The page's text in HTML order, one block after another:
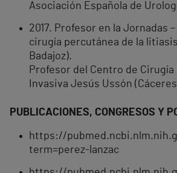
Asociación Española de
2017. Profesor en la Jornadas
cirugía percutánea de la
Badajoz).
Profesor del Centro de
Invasiva Jesús Ussón
PUBLICACIONES, CONGRESOS Y
https://
term=perez-lanzac